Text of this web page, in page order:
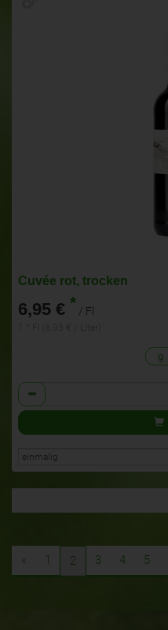
Cuvée rot, trocken
6,95 € * / Fl
g
Anzahl
« 1 2 3 4 5